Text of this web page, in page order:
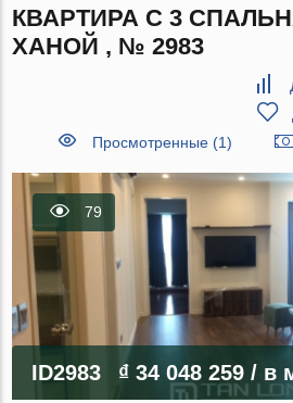
КВАРТИРА С 3
ХАНОЙ , № 2983
Просмотренные (1)
79
ID2983 ₫ 34 048 259/ в